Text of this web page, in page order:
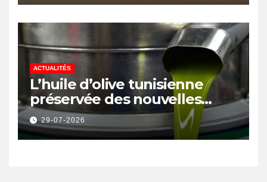
emplois
ACTUALITÉS
L’huile d’olive tunisienne
préservée des nouvelles
surtaxes américaines de
Donald Trump
29-07-2026